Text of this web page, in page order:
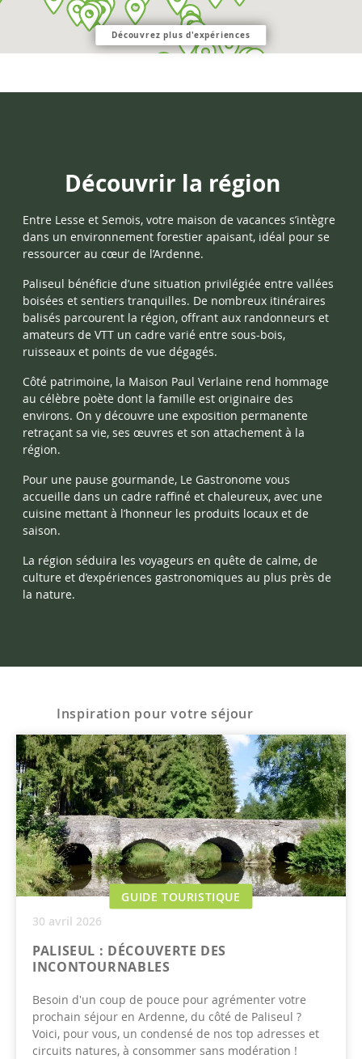
Découvrez plus d'expériences
Découvrir la région
Entre Lesse et Semois, votre maison de vacances s’intègre
dans un environnement forestier apaisant, idéal pour se
ressourcer au cœur de l’Ardenne.
Paliseul bénéficie d’une situation privilégiée entre vallées
boisées et sentiers tranquilles. De nombreux itinéraires
balisés parcourent la région, offrant aux randonneurs et
amateurs de VTT un cadre varié entre sous-bois,
ruisseaux et points de vue dégagés.
Côté patrimoine, la Maison Paul Verlaine rend hommage
au célèbre poète dont la famille est originaire des
environs. On y découvre une exposition permanente
retraçant sa vie, ses œuvres et son attachement à la
région.
Pour une pause gourmande, Le Gastronome vous
accueille dans un cadre raffiné et chaleureux, avec une
cuisine mettant à l’honneur les produits locaux et de
saison.
La région séduira les voyageurs en quête de calme, de
culture et d’expériences gastronomiques au plus près de
la nature.
Inspiration pour votre séjour
GUIDE TOURISTIQUE
30 avril 2026
PALISEUL : DÉCOUVERTE DES
INCONTOURNABLES
Besoin d'un coup de pouce pour agrémenter votre
prochain séjour en Ardenne, du côté de Paliseul ?
Voici, pour vous, un condensé de nos top adresses et
circuits natures, à consommer sans modération !